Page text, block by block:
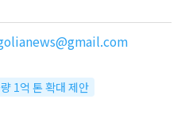
1억 톤 확대 제안